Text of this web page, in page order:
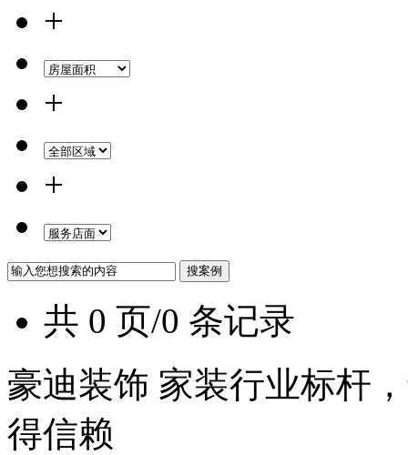
+
+
+
共 0 页/0 条记录
豪迪装饰 家装行业标杆
得信赖